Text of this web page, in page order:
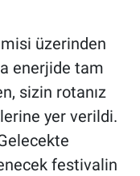
üzerinden
enerjide tam
sizin rotanız
yer verildi.
festivalin